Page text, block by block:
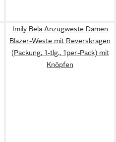
Imily Bela Anzugweste Damen
Blazer-Weste mit Reverskragen
(Packung, 1-tlg., 1per-Pack) mit
Knöpfen